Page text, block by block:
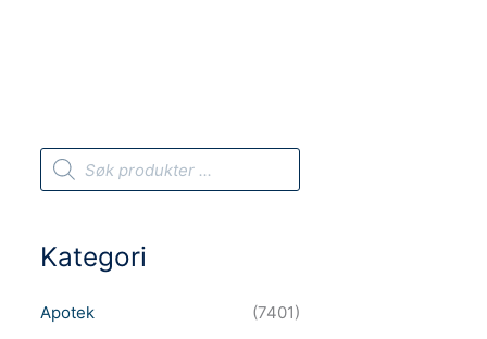
P
o
t
s
e
a
Kategori
Apotek
(7401)